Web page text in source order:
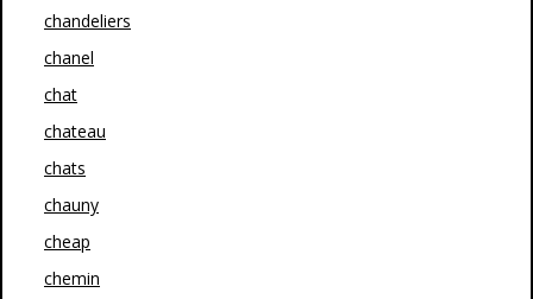
chandeliers
chanel
chat
chateau
chats
chauny
cheap
chemin